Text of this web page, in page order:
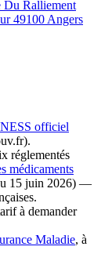
Du Ralliement
49100 Angers
officiel
réglementés
médicaments
15 juin 2026) —
à demander
Maladie, à